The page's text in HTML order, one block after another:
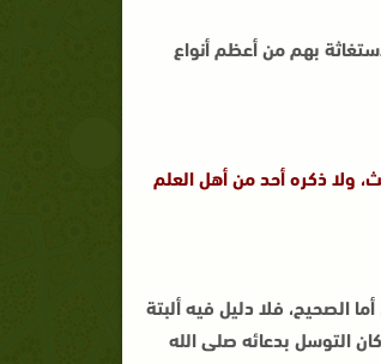
بهم من أعظم أنواع
ولا ذكره أحد من أهل العلم
الصحيح، فلا دليل فيه ألبتة
التوسل بدعائه صلى الله